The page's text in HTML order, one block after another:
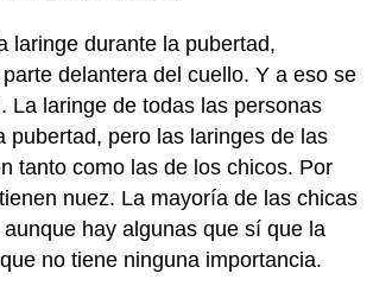
laringe durante la pubertad,
delantera del cuello. Y a eso se
La laringe de todas las personas
pubertad, pero las laringes de las
tanto como las de los chicos. Por
nuez. La mayoría de las chicas
hay algunas que sí que la
no tiene ninguna importancia.